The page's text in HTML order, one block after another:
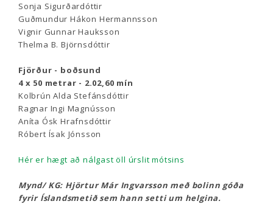
Sonja Sigurðardóttir
Guðmundur Hákon Hermannsson
Vignir Gunnar Hauksson
Thelma B. Björnsdóttir
Fjörður - boðsund
4 x 50 metrar - 2.02,60 mín
Kolbrún Alda Stefánsdóttir
Ragnar Ingi Magnússon
Aníta Ósk Hrafnsdóttir
Róbert Ísak Jónsson
Hér er hægt að nálgast öll úrslit mótsins
Mynd/ KG: Hjörtur Már Ingvarsson með bolinn góða
fyrir Íslandsmetið sem hann setti um helgina.